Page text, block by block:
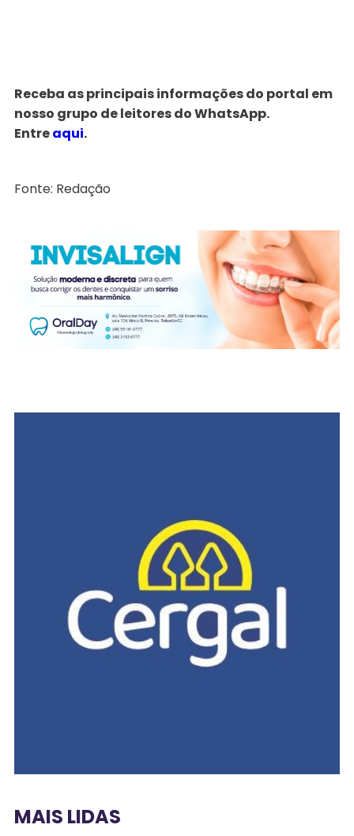
Receba as principais informações do portal em
nosso grupo de leitores do WhatsApp.
Entreaqui.
Fonte: Redação
MAIS LIDAS